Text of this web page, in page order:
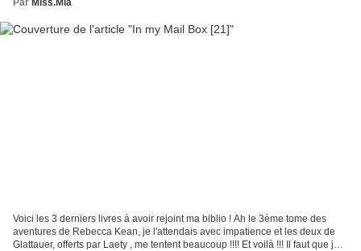
Par Miss.Mia
Voici les 3 derniers livres à avoir rejoint ma biblio ! Ah le 3ème tome des
aventures de Rebecca Kean, je l'attendais avec impatience et les deux de
Glattauer, offerts par Laety , me tentent beaucoup !!!! Et voilà !!! Il faut que je